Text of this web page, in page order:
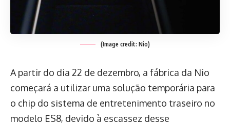
(Image credit: Nio)
A partir do dia 22 de dezembro, a fábrica da Nio
começará a utilizar uma solução temporária para
o chip do sistema de entretenimento traseiro no
modelo ES8, devido à escassez desse